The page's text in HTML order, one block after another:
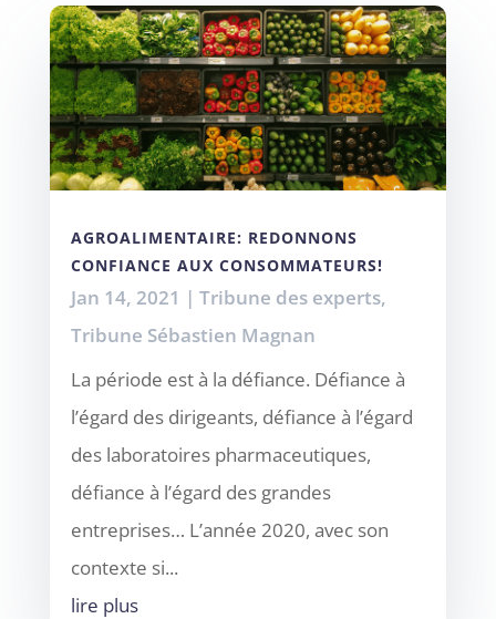
AGROALIMENTAIRE: REDONNONS
CONFIANCE AUX CONSOMMATEURS!
Jan 14, 2021 | Tribune des experts,
Tribune Sébastien Magnan
La période est à la défiance. Défiance à
l’égard des dirigeants, défiance à l’égard
des laboratoires pharmaceutiques,
défiance à l’égard des grandes
entreprises… L’année 2020, avec son
contexte si...
lire plus